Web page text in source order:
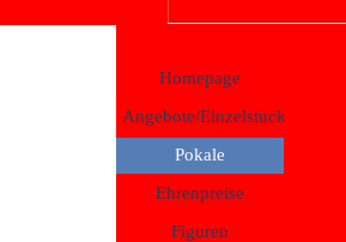
Homepage
Angebote/Einzelstücke
Pokale
Ehrenpreise
Figuren